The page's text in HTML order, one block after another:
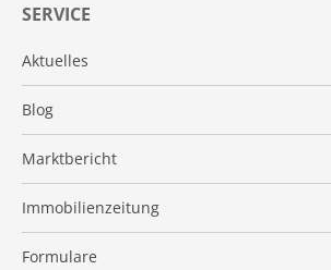
SERVICE
Aktuelles
Blog
Marktbericht
Immobilienzeitung
Formulare